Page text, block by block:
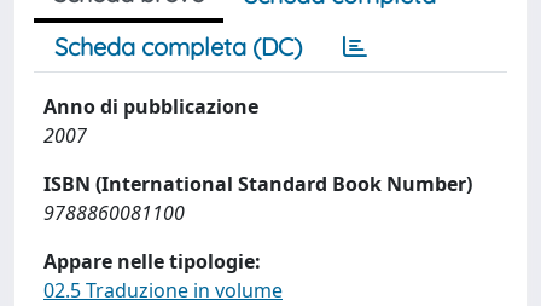
Scheda completa (DC)
Anno di pubblicazione
2007
ISBN (International Standard Book Number)
9788860081100
Appare nelle tipologie:
02.5 Traduzione in volume